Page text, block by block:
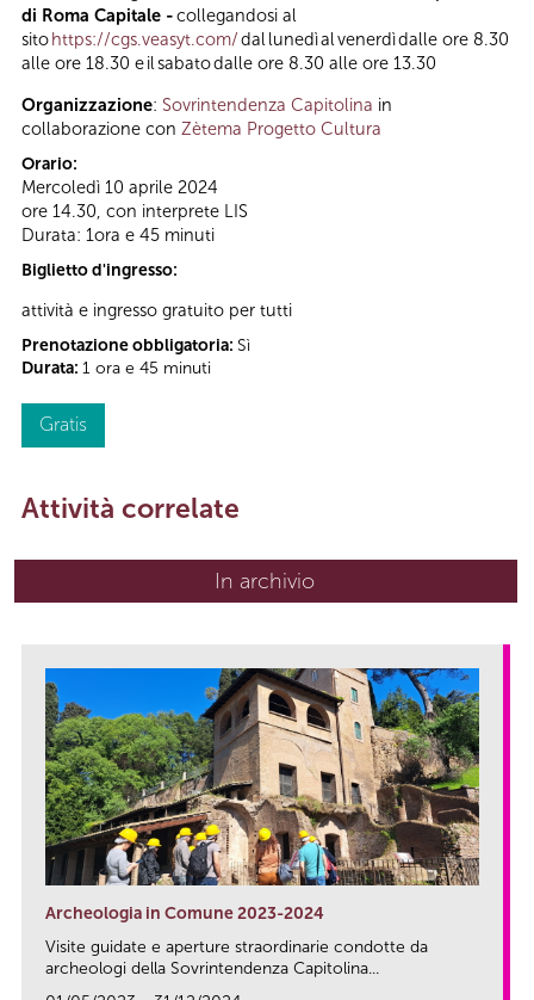
di Roma Capitale -collegandosi al
sito https://cgs.veasyt.com/dal lunedì al venerdì dalle ore 8.30
alle ore 18.30 e il sabato dalle ore 8.30 alle ore 13.30
Organizzazione: Sovrintendenza Capitolina in
collaborazione con Zètema Progetto Cultura
Orario:
Mercoledì 10 aprile 2024
ore 14.30, con interprete LIS
Durata: 1ora e 45 minuti
Biglietto d'ingresso:
attività e ingresso gratuito per tutti
Prenotazione obbligatoria: Sì
Durata: 1 ora e 45 minuti
Gratis
Attività correlate
In archivio
Archeologia in Comune 2023-2024
Visite guidate e aperture straordinarie condotte da
archeologi della Sovrintendenza Capitolina...